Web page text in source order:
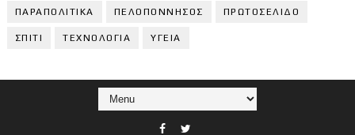
ΠΑΡΑΠΟΛΙΤΙΚΑ ΠΕΛΟΠΟΝΝΗΣΟΣ ΠΡΩΤΟΣΕΛΙΔΟ
ΣΠΙΤΙ ΤΕΧΝΟΛΟΓΙΑ ΥΓΕΙΑ